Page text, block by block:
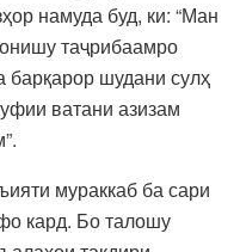
намуда буд, ки: “Ман
таҷрибаамро
барқарор шудани сулҳ
ватани азизам
мураккаб ба сари
кард. Бо талошу